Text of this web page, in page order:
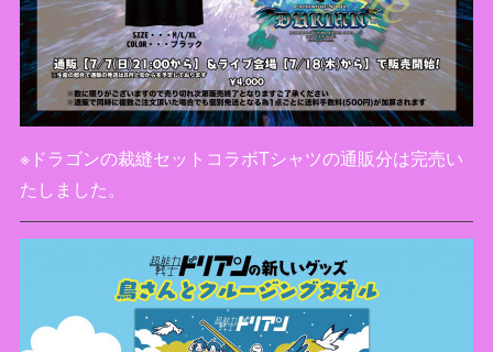
※ドラゴンの裁縫セットコラボTシャツの通販分は完売い
たしました。